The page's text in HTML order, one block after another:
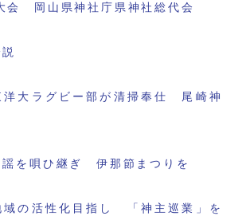
会 岡山県神社庁県神社総代会
洋大ラグビー部が清掃奉仕 尾崎神
謡を唄ひ継ぎ 伊那節まつりを
域の活性化目指し 「神主巡業」を